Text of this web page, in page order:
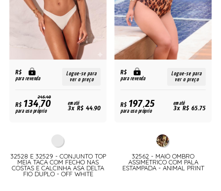
R$
para revenda
Logue-se para
ver o preço
245,40
R$134,70
para uso próprio
em até
3x R$ 44,90
32528 E 32529 - CONJUNTO TOP
MEIA TACA COM FECHO NAS
COSTAS E CALCINHA ASA DELTA
FIO DUPLO - OFF WHITE
R$
para revenda
Logue-se para
ver o preço
R$197,25
para uso próprio
em até
3x R$ 65,75
32562 - MAIÔ OMBRO
ASSIMÉTRICO COM PALA
ESTAMPADA - ANIMAL PRINT